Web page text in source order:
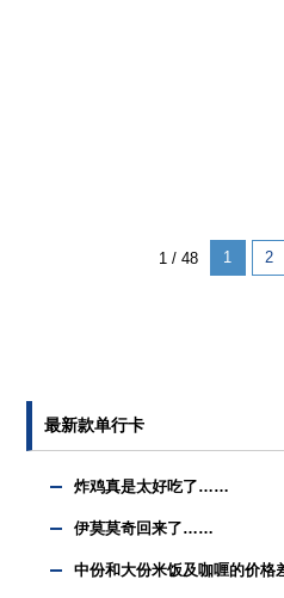
1 / 48 1 2
最新款单行卡
炸鸡真是太好吃了……
伊莫莫奇回来了……
中份和大份米饭及咖喱的价